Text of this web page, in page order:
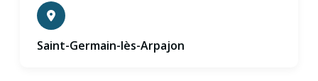
Saint-Germain-lès-Arpajon